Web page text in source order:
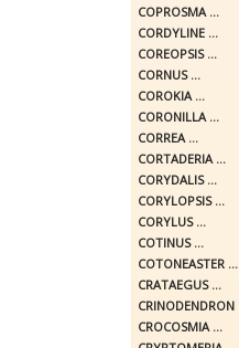
COPROSMA ...
CORDYLINE ...
COREOPSIS ...
CORNUS ...
COROKIA ...
CORONILLA ...
CORREA ...
CORTADERIA ...
CORYDALIS ...
CORYLOPSIS ...
CORYLUS ...
COTINUS ...
COTONEASTER ...
CRATAEGUS ...
CRINODENDRON
CROCOSMIA ...